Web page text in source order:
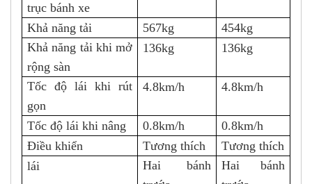
trục bánh xe
Khả năng tải 567kg
454kg
Khả năng tải khi mở
rộng sàn
136kg 136kg
Tốc độ lái khi rút
gọn
4.8km/h 4.8km/h
Tốc độ lái khi nâng 0.8km/h
0.8km/h
Điều khiển
Tương thích
Tương thích
lái
Hai bánh
Hai bánh